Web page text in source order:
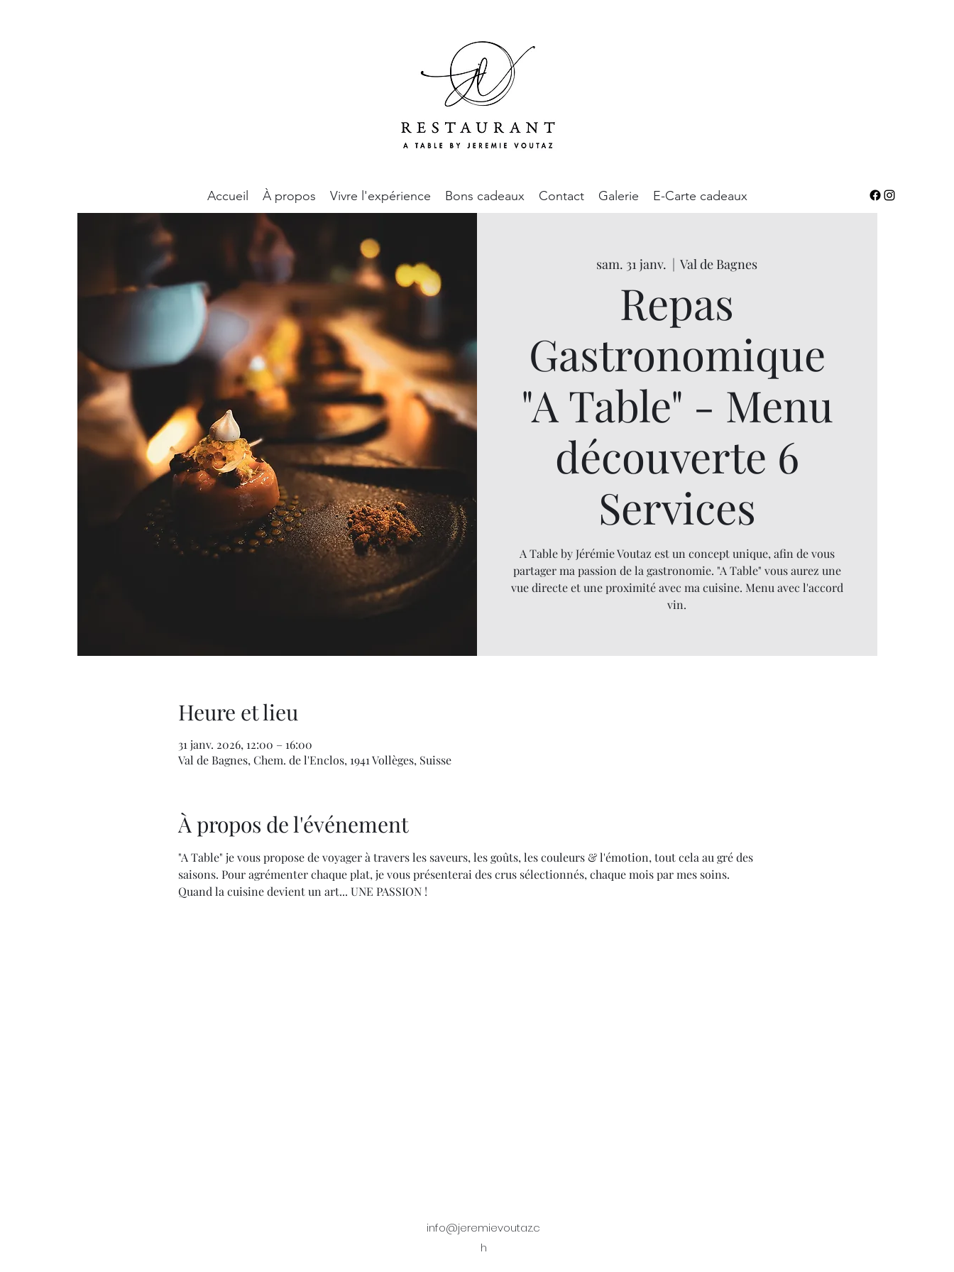
Accueil À propos Vivre l'expérience Bons cadeaux Contact Galerie E-Carte cadeaux
sam. 31 janv.
  |
Val de Bagnes
Repas
Gastronomique
"A Table" - Menu
découverte 6
Services
A Table by Jérémie Voutaz est un concept unique, afin de vous
partager ma passion de la gastronomie. "A Table" vous aurez une
vue directe et une proximité avec ma cuisine. Menu avec l'accord
vin.
Heure et lieu
31 janv. 2026, 12:00 – 16:00
Val de Bagnes, Chem. de l'Enclos, 1941 Vollèges, Suisse
À propos de l'événement
"A Table" je vous propose de voyager à travers les saveurs, les goûts, les couleurs & l'émotion, tout cela au gré des
saisons. Pour agrémenter chaque plat, je vous présenterai des crus sélectionnés, chaque mois par mes soins.
Quand la cuisine devient un art... UNE PASSION !
info@jeremievoutaz.c
h